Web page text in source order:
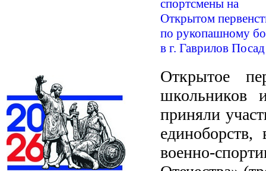
Открытое
школьников
приняли
военно-